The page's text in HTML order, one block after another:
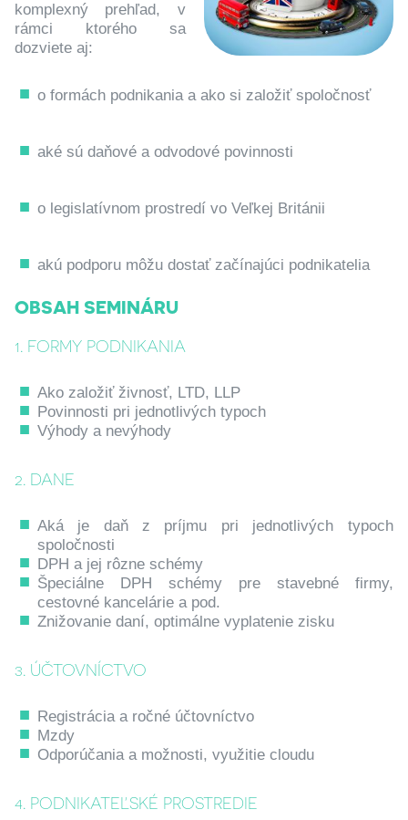
komplexný prehľad, v
rámci ktorého sa
dozviete aj:
o formách podnikania a ako si založiť spoločnosť
aké sú daňové a odvodové povinnosti
o legislatívnom prostredí vo Veľkej Británii
akú podporu môžu dostať začínajúci podnikatelia
OBSAH SEMINÁRU
1. FORMY PODNIKANIA
Ako založiť živnosť, LTD, LLP
Povinnosti pri jednotlivých typoch
Výhody a nevýhody
2. DANE
Aká je daň z príjmu pri jednotlivých typoch
spoločnosti
DPH a jej rôzne schémy
Špeciálne DPH schémy pre stavebné firmy,
cestovné kancelárie a pod.
Znižovanie daní, optimálne vyplatenie zisku
3. ÚČTOVNÍCTVO
Registrácia a ročné účtovníctvo
Mzdy
Odporúčania a možnosti, využitie cloudu
4. PODNIKATEĽSKÉ PROSTREDIE